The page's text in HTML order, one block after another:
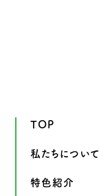
TOP
私たちについて
特色紹介